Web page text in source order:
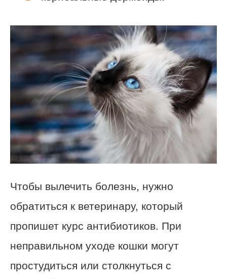
Чтобы вылечить болезнь, нужно
обратиться к ветеринару, который
пропишет курс антибиотиков. При
неправильном уходе кошки могут
простудиться или столкнуться с